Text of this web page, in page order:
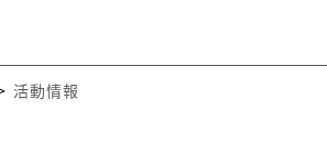
活動情報